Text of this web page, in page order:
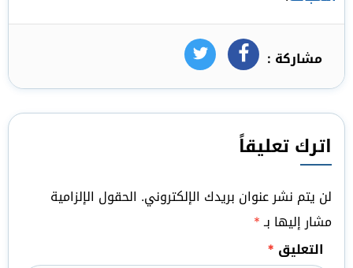
مشاركة : فيسبوكتويتر
اترك تعليقاً
لن يتم نشر عنوان بريدك الإلكتروني. الحقول الإلزامية
مشار إليها بـ*
التعليق *